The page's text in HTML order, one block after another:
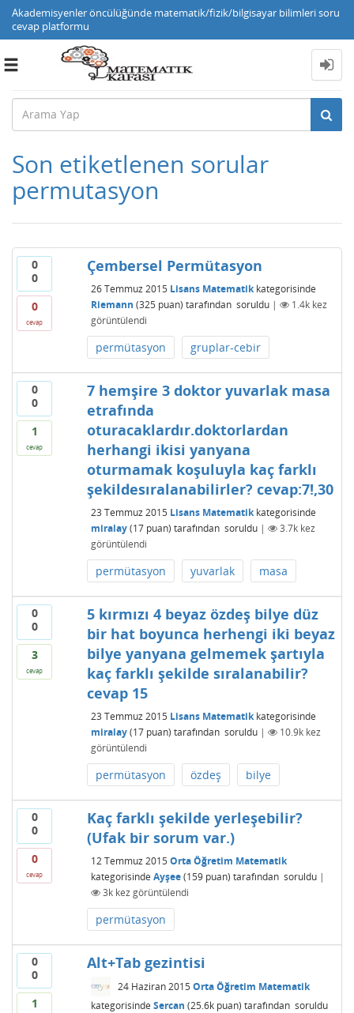
Akademisyenler öncülüğünde matematik/fizik/bilgisayar bilimleri soru
cevap platformu
Toggle
Son etiketlenen sorular
permutasyon
0
0
0
cevap
Çembersel Permütasyon
26 Temmuz 2015 Lisans Matematikkategorisinde
Riemann (325 puan) tarafından soruldu | 1.4kkez
görüntülendi
permütasyon gruplar-cebir
0
0
1
cevap
7 hemşire 3 doktor yuvarlak masa
etrafında
oturacaklardır.doktorlardan
herhangi ikisi yanyana
oturmamak koşuluyla kaç farklı
şekildesıralanabilirler? cevap:7!,30
23 Temmuz 2015 Lisans Matematikkategorisinde
miralay (17puan) tarafından soruldu | 3.7kkez
görüntülendi
permütasyon yuvarlak masa
0
0
3
cevap
5 kırmızı 4 beyaz özdeş bilye düz
bir hat boyunca herhengi iki beyaz
bilye yanyana gelmemek şartıyla
kaç farklı şekilde sıralanabilir?
cevap 15
23 Temmuz 2015 Lisans Matematikkategorisinde
miralay (17puan) tarafından soruldu | 10.9kkez
görüntülendi
permütasyon özdeş bilye
0
0
0
cevap
Kaç farklı şekilde yerleşebilir?
(Ufak bir sorum var.)
12 Temmuz 2015 Orta Öğretim Matematik
kategorisinde Ayşee (159puan) tarafından soruldu |
3kkez görüntülendi
permütasyon
0
0
1
Alt+Tab gezintisi
24 Haziran 2015 Orta Öğretim Matematik
kategorisinde Sercan (25.6kpuan) tarafından soruldu